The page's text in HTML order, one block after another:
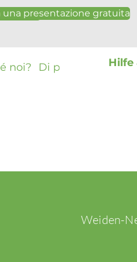
gratuita
una presentazione gratuita
noi? Di più Hilfe
Weiden-